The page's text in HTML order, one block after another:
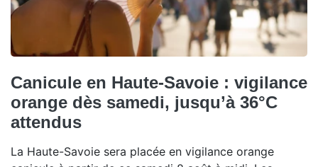
Canicule en Haute-Savoie : vigilance
orange dès samedi, jusqu’à 36°C
attendus
La Haute-Savoie sera placée en vigilance orange